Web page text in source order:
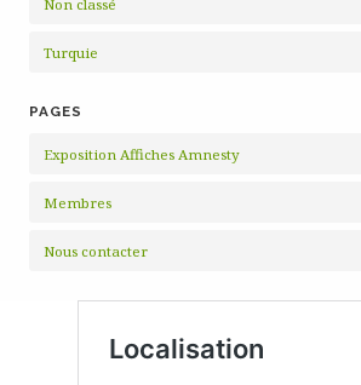
Non classé
Turquie
PAGES
Exposition Affiches Amnesty
Membres
Nous contacter